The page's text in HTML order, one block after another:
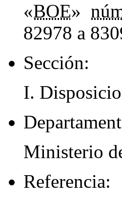
«BOE»
82978 a
Sección:
I.
Ministerio
Referencia: